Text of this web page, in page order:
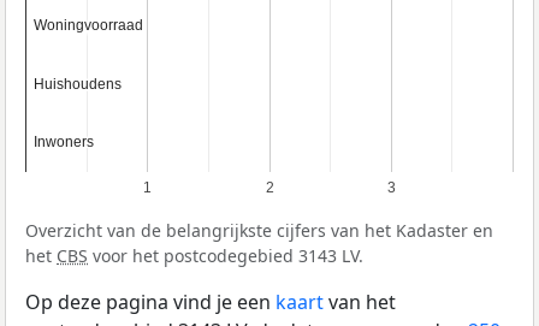
1 2 3
Woningvoorraad
Woningvoorraad
Huishoudens
Huishoudens
Inwoners
Inwoners
Overzicht van de belangrijkste cijfers van het Kadaster en
het CBS voor het postcodegebied 3143 LV.
Op deze pagina vind je een kaartvan het